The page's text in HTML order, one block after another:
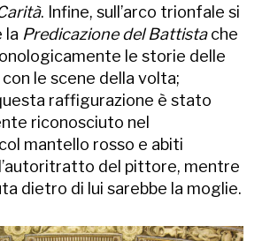
. Infine, sull’arco trionfale si
la Predicazione del Battistache
le storie delle
le scene della volta;
raffigurazione è stato
riconosciuto nel
mantello rosso e abiti
del pittore, mentre
dietro di lui sarebbe la moglie.